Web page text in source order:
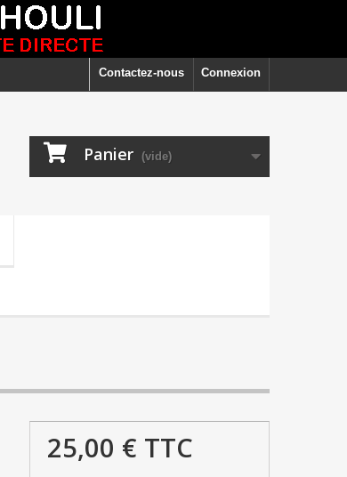
Connexion
Contactez-nous
Panier (vide)
25,00 € TTC